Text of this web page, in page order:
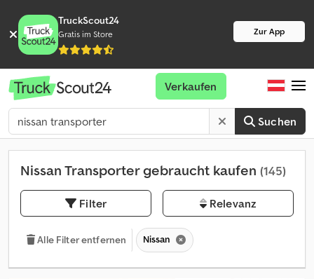
TruckScout24
Gratis im Store Zur App
Suchen
Verkaufen
Nissan Transporter gebraucht kaufen (145)
Filter Relevanz
Alle Filter entfernen Nissan